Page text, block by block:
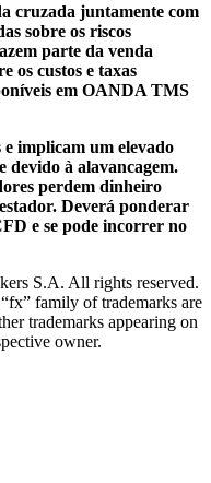
cruzada juntamente com
sobre os riscos
parte da venda
os custos e taxas
em OANDA TMS
implicam um elevado
à alavancagem.
perdem dinheiro
Deverá ponderar
e se pode incorrer no
S.A. All rights reserved.
family of trademarks are
trademarks appearing on
owner.